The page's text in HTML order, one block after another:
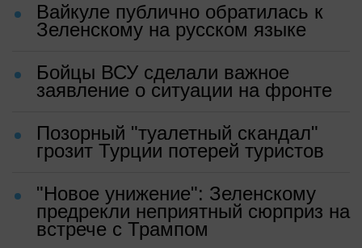
Вайкуле публично обратилась к
Зеленскому на русском языке
Бойцы ВСУ сделали важное
заявление о ситуации на фронте
Позорный "туалетный скандал"
грозит Турции потерей туристов
"Новое унижение": Зеленскому
предрекли неприятный сюрприз на
встрече с Трампом